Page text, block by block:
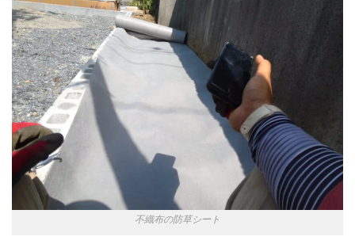
不織布の防草シート